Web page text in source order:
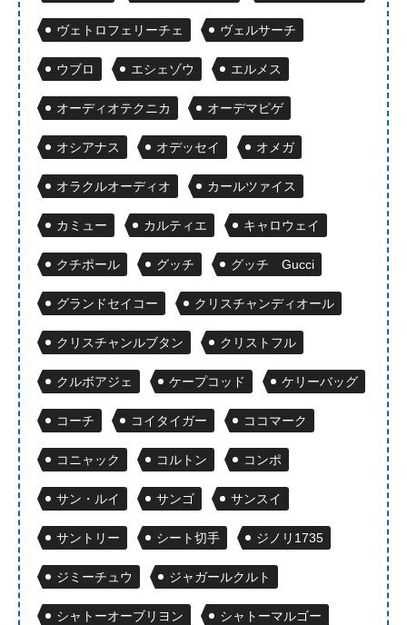
ヴェトロフェリーチェ ヴェルサーチ
ウブロ エシェゾウ エルメス
オーディオテクニカ オーデマピゲ
オシアナス オデッセイ オメガ
オラクルオーディオ カールツァイス
カミュー カルティエ キャロウェイ
クチポール グッチ グッチ Gucci
グランドセイコー クリスチャンディオール
クリスチャンルブタン クリストフル
クルボアジェ ケープコッド ケリーバッグ
コーチ コイタイガー ココマーク
コニャック コルトン コンポ
サン・ルイ サンゴ サンスイ
サントリー シート切手 ジノリ1735
ジミーチュウ ジャガールクルト
シャトーオーブリヨン シャトーマルゴー